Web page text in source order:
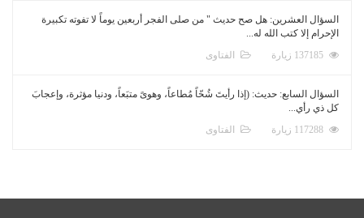
السؤال العشرين: هل صح حديث " من صلى الفجر أربعين يوماً لا تفوته تكبيرة
الإحرام إلا كتب الله له...
الفتاوى
السؤال السابع: حديث: (إذا رأيتَ شُحّاً مُطاعاً، وهوىً متبَعاً، ودنيا مؤثرة، وإعجابَ
كل ذي رأي...
الفتاوى